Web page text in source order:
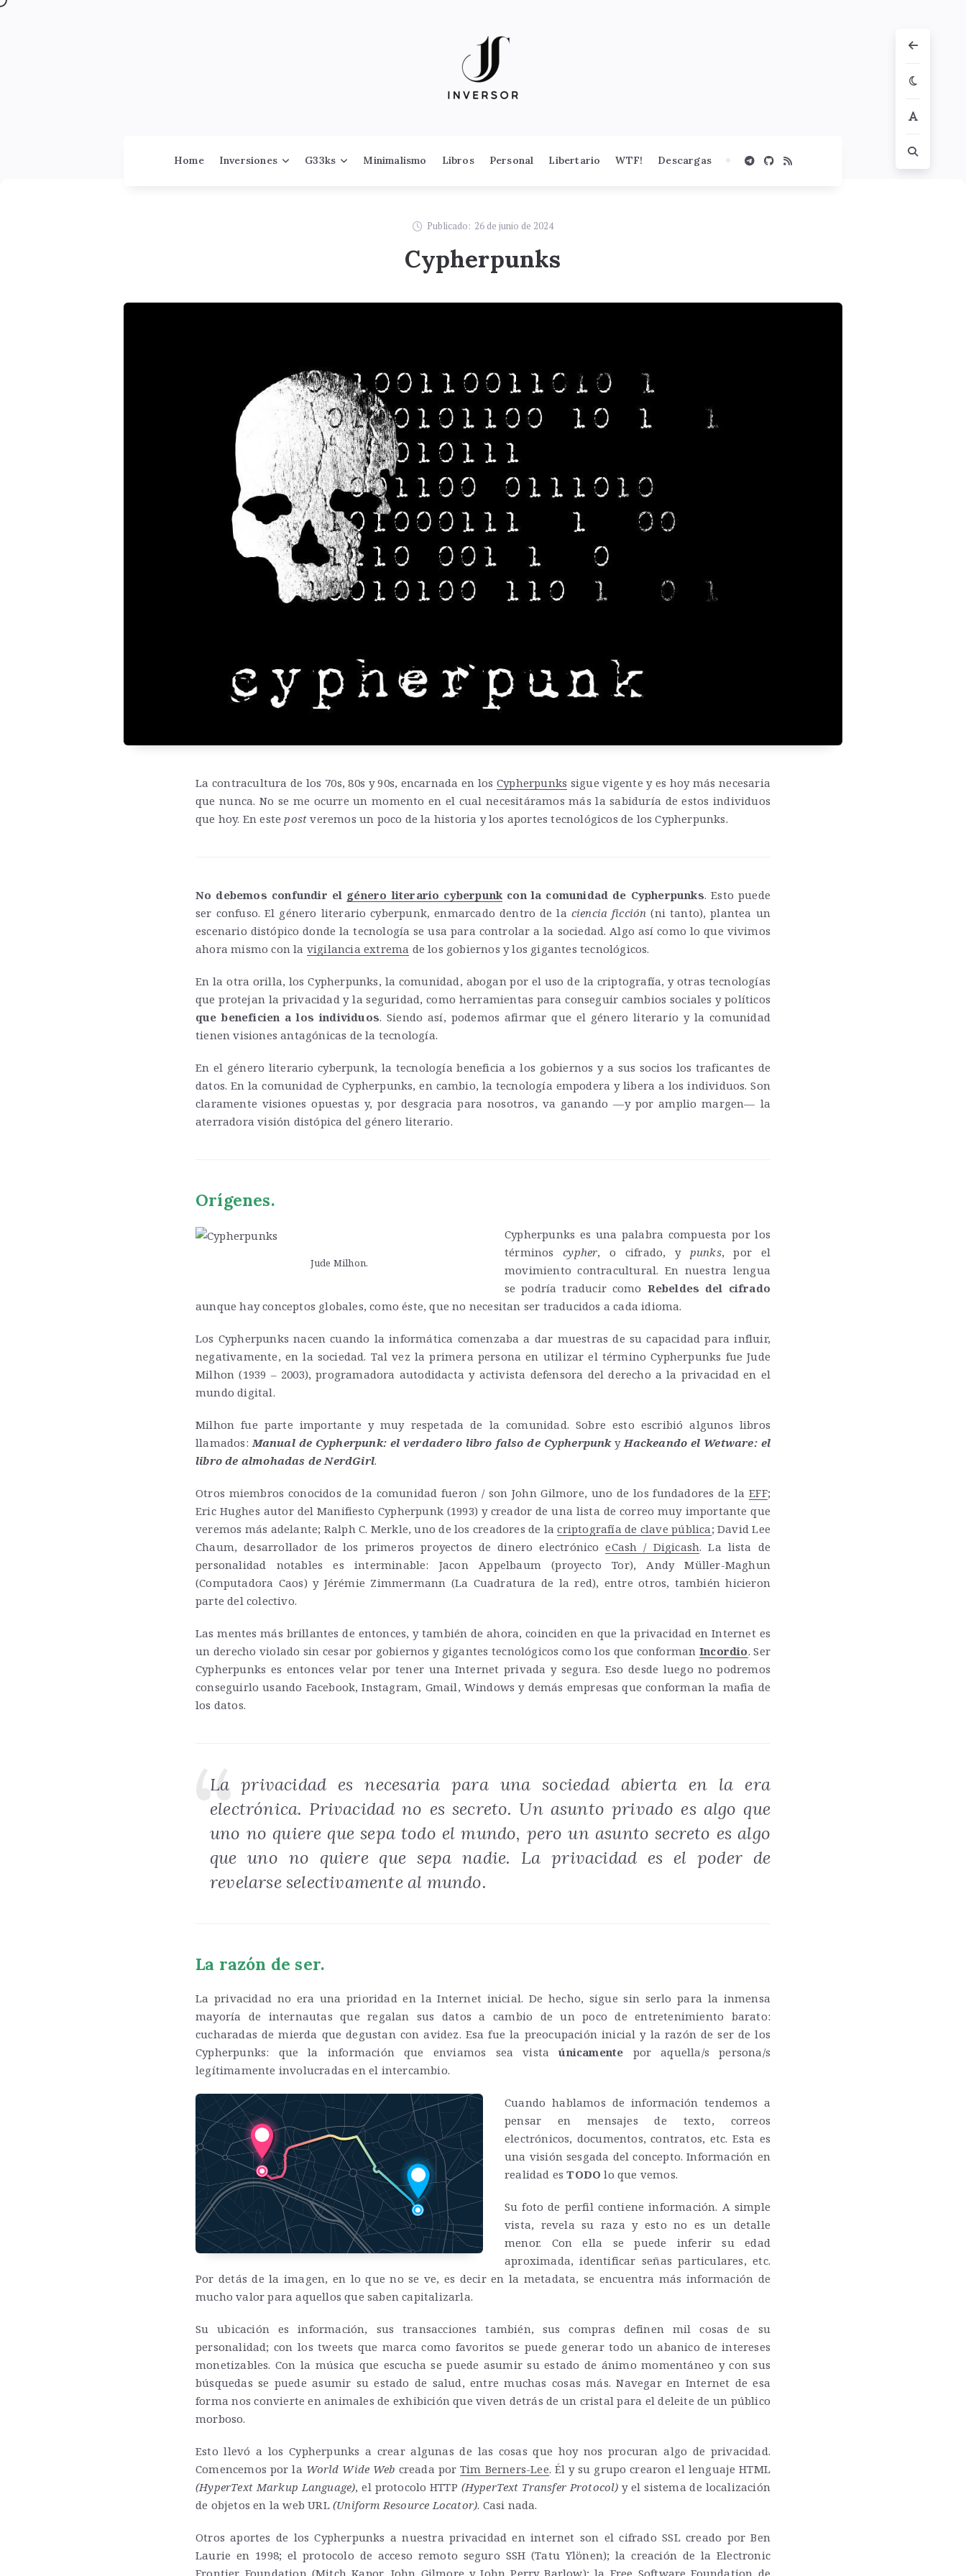
Home Inversiones G33ks Minimalismo Libros Personal Libertario WTF! Descargas
Publicado: 26 de junio de 2024
Cypherpunks
La contracultura de los 70s, 80s y 90s, encarnada en losCypherpunks sigue vigente y es hoy más necesaria
que nunca. No se me ocurre un momento en el cual necesitáramos más la sabiduría de estos individuos
que hoy. En estepost veremos un poco de la historia y los aportes tecnológicos de los Cypherpunks.
No debemos confundir el género literario cyberpunk con la comunidad de Cypherpunks. Esto puede
ser confuso. El género literario cyberpunk, enmarcado dentro de la ciencia ficción (ni tanto), plantea un
escenario distópico donde la tecnología se usa para controlar a la sociedad. Algo así como lo que vivimos
ahora mismo con la vigilancia extrema de los gobiernos y los gigantes tecnológicos.
En la otra orilla, los Cypherpunks, la comunidad, abogan por el uso de la criptografía, y otras tecnologías
que protejan la privacidad y la seguridad, como herramientas para conseguir cambios sociales y políticos
que beneficien a los individuos. Siendo así, podemos afirmar que el género literario y la comunidad
tienen visiones antagónicas de la tecnología.
En el género literario cyberpunk, la tecnología beneficia a los gobiernos y a sus socios los traficantes de
datos. En la comunidad de Cypherpunks, en cambio, la tecnología empodera y libera a los individuos. Son
claramente visiones opuestas y, por desgracia para nosotros, va ganando —y por amplio margen— la
aterradora visión distópica del género literario.
Orígenes.
Jude Milhon.
Cypherpunks es una palabra compuesta por los
términoscypher, o cifrado, y punks, por el
movimiento contracultural. En nuestra lengua
se podría traducir como Rebeldes del cifrado
aunque hay conceptos globales, como éste, que no necesitan ser traducidos a cada idioma.
Los Cypherpunks nacen cuando la informática comenzaba a dar muestras de su capacidad para influir,
negativamente, en la sociedad. Tal vez la primera persona en utilizar el término Cypherpunks fue Jude
Milhon (1939 – 2003), programadora autodidacta y activista defensora del derecho a la privacidad en el
mundo digital.
Milhon fue parte importante y muy respetada de la comunidad. Sobre esto escribió algunos libros
llamados:Manual de Cypherpunk: el verdadero libro falso de CypherpunkyHackeando el Wetware: el
libro de almohadas de NerdGirl.
Otros miembros conocidos de la comunidad fueron / son John Gilmore, uno de los fundadores de laEFF;
Eric Hughes autor del Manifiesto Cypherpunk (1993) y creador de una lista de correo muy importante que
veremos más adelante; Ralph C. Merkle, uno de los creadores de lacriptografía de clave pública; David Lee
Chaum, desarrollador de los primeros proyectos de dinero electrónicoeCash / Digicash. La lista de
personalidad notables es interminable: Jacon Appelbaum (proyecto Tor), Andy Müller-Maghun
(Computadora Caos) y Jérémie Zimmermann (La Cuadratura de la red), entre otros, también hicieron
parte del colectivo.
Las mentes más brillantes de entonces, y también de ahora, coinciden en que la privacidad en Internet es
un derecho violado sin cesar por gobiernos y gigantes tecnológicos como los que conformanIncordio. Ser
Cypherpunks es entonces velar por tener una Internet privada y segura. Eso desde luego no podremos
conseguirlo usando Facebook, Instagram, Gmail, Windows y demás empresas que conforman la mafia de
los datos.
La privacidad es necesaria para una sociedad abierta en la era
electrónica. Privacidad no es secreto. Un asunto privado es algo que
uno no quiere que sepa todo el mundo, pero un asunto secreto es algo
que uno no quiere que sepa nadie. La privacidad es el poder de
revelarse selectivamente al mundo.
La razón de ser.
La privacidad no era una prioridad en la Internet inicial. De hecho, sigue sin serlo para la inmensa
mayoría de internautas que regalan sus datos a cambio de un poco de entretenimiento barato:
cucharadas de mierda que degustan con avidez. Esa fue la preocupación inicial y la razón de ser de los
Cypherpunks: que la información que enviamos sea vistaúnicamente por aquella/s persona/s
legítimamente involucradas en el intercambio.
Cuando hablamos de información tendemos a
pensar en mensajes de texto, correos
electrónicos, documentos, contratos, etc. Esta es
una visión sesgada del concepto. Información en
realidad esTODO lo que vemos.
Su foto de perfil contiene información. A simple
vista, revela su raza y esto no es un detalle
menor. Con ella se puede inferir su edad
aproximada, identificar señas particulares, etc.
Por detás de la imagen, en lo que no se ve, es decir en la metadata, se encuentra más información de
mucho valor para aquellos que saben capitalizarla.
Su ubicación es información, sus transacciones también, sus compras definen mil cosas de su
personalidad; con los tweets que marca como favoritos se puede generar todo un abanico de intereses
monetizables. Con la música que escucha se puede asumir su estado de ánimo momentáneo y con sus
búsquedas se puede asumir su estado de salud, entre muchas cosas más. Navegar en Internet de esa
forma nos convierte en animales de exhibición que viven detrás de un cristal para el deleite de un público
morboso.
Esto llevó a los Cypherpunks a crear algunas de las cosas que hoy nos procuran algo de privacidad.
Comencemos por la World Wide Web creada porTim Berners-Lee. Él y su grupo crearon el lenguaje HTML
(HyperText Markup Language), el protocolo HTTP (HyperText Transfer Protocol) y el sistema de localización
de objetos en la web URL (Uniform Resource Locator). Casi nada.
Otros aportes de los Cypherpunks a nuestra privacidad en internet son el cifrado SSL creado por Ben
Laurie en 1998; el protocolo de acceso remoto seguro SSH (Tatu Ylönen); la creación de la Electronic